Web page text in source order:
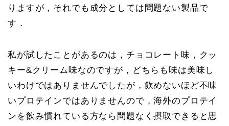
りますが，それでも成分としては問題ない製品で
す．
私が試したことがあるのは，チョコレート味，クッ
キー&クリーム味なのですが，どちらも味は美味し
いわけではありませんでしたが，飲めないほど不味
いプロテインではありませんので，海外のプロテイ
ンを飲み慣れている方なら問題なく摂取できると思